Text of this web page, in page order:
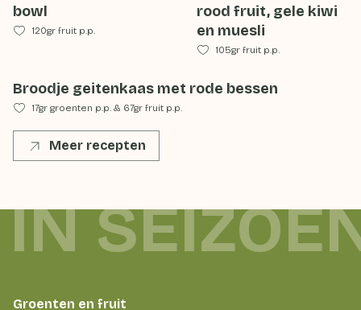
bowl
120gr fruit p.p.
rood fruit, gele kiwi
en muesli
105gr fruit p.p.
Broodje geitenkaas met rode bessen
17gr groenten p.p. & 67gr fruit p.p.
Meer recepten
Groenten en fruit